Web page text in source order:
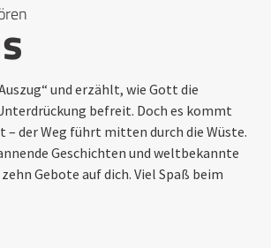
und erzählt, wie Gott die
befreit. Doch es kommt
– der Weg führt mitten durch die Wüste.
Geschichten und weltbekannte
Gebote auf dich. Viel Spaß beim